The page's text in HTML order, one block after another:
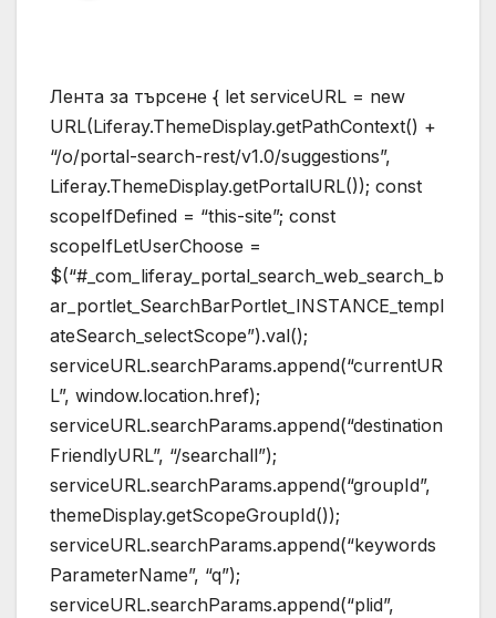
Лента за търсене { let serviceURL = new
URL(Liferay.ThemeDisplay.getPathContext() +
“/o/portal-search-rest/v1.0/suggestions”,
Liferay.ThemeDisplay.getPortalURL()); const
scopeIfDefined = “this-site”; const
scopeIfLetUserChoose =
$(“#_com_liferay_portal_search_web_search_b
ar_portlet_SearchBarPortlet_INSTANCE_templ
ateSearch_selectScope”).val();
serviceURL.searchParams.append(“currentUR
L”, window.location.href);
serviceURL.searchParams.append(“destination
FriendlyURL”, “/searchall”);
serviceURL.searchParams.append(“groupId”,
themeDisplay.getScopeGroupId());
serviceURL.searchParams.append(“keywords
ParameterName”, “q”);
serviceURL.searchParams.append(“plid”,